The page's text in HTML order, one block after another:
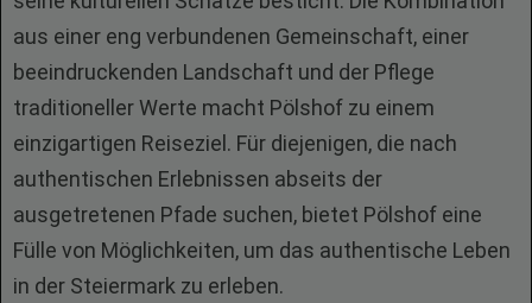
aus einer eng verbundenen Gemeinschaft, einer
beeindruckenden Landschaft und der Pflege
traditioneller Werte macht Pölshof zu einem
einzigartigen Reiseziel. Für diejenigen, die nach
authentischen Erlebnissen abseits der
ausgetretenen Pfade suchen, bietet Pölshof eine
Fülle von Möglichkeiten, um das authentische Leben
in der Steiermark zu erleben.